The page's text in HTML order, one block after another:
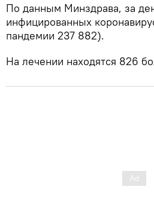
По данным Минздрава, за
инфицированных
пандемии 237 882).
На лечении находятся 826